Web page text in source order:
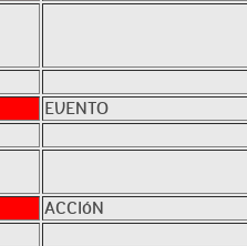
EVENTO
ACCIóN